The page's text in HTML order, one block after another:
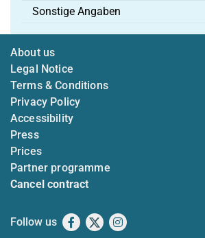
Sonstige Angaben
About us
Legal Notice
Terms & Conditions
Privacy Policy
Accessibility
Press
Prices
Partner programme
Cancel contract
Follow us Facebook
X Instagram